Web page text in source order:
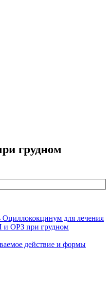
грудном
Оциллококцинум для лечения
и ОРЗ при грудном
действие и формы